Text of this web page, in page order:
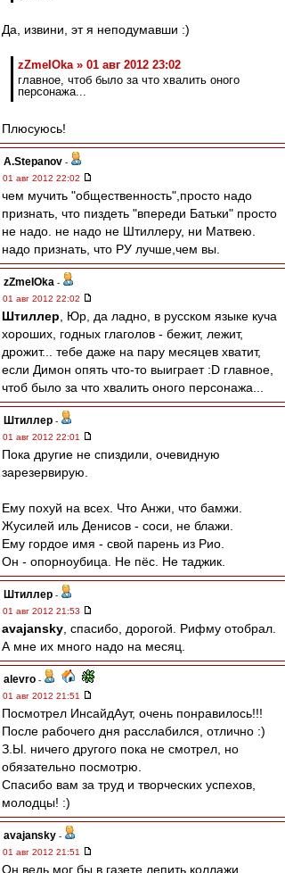
Да, извини, эт я неподумавши :)
zZmeIOka » 01 авг 2012 23:02
главное, чтоб было за что хвалить оного
персонажа...
Плюсуюсь!
A.Stepanov -
01 авг 2012 22:02
чем мучить "общественность",просто надо
признать, что пиздеть "впереди Батьки" просто
не надо. не надо не Штиллеру, ни Матвею.
надо признать, что РУ лучше,чем вы.
zZmeIOka -
01 авг 2012 22:02
Штиллер , Юр, да ладно, в русском языке куча
хороших, годных глаголов - бежит, лежит,
дрожит... тебе даже на пару месяцев хватит,
если Димон опять что-то выиграет :D главное,
чтоб было за что хвалить оного персонажа...
Штиллер -
01 авг 2012 22:01
Пока другие не спиздили, очевидную
зарезервирую.
Ему похуй на всех. Что Анжи, что бамжи.
Жусилей иль Денисов - соси, не блажи.
Ему гордое имя - свой парень из Рио.
Он - опорноубица. Не пёс. Не таджик.
Штиллер -
01 авг 2012 21:53
avajansky , спасибо, дорогой. Рифму отобрал.
А мне их много надо на месяц.
alevro -
01 авг 2012 21:51
Посмотрел ИнсайдАут, очень понравилось!!!
После рабочего дня расслабился, отлично :)
З.Ы. ничего другого пока не смотрел, но
обязательно посмотрю.
Спасибо вам за труд и творческих успехов,
молодцы! :)
avajansky -
01 авг 2012 21:51
Он ведь мог бы в газете лепить коллажи,